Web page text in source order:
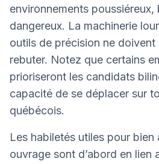
environnements
dangereux. La machinerie
outils de précision ne doivent
rebuter. Notez que certains
prioriseront les candidats
capacité de se déplacer sur
québécois.
Les habiletés utiles pour bien
ouvrage sont d’abord en lien